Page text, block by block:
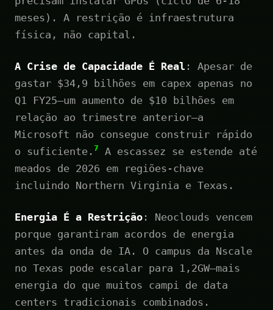
meses). A restrição é infraestrutura
física, não capital.
A Crise de Capacidade É Real : Apesar de
gastar $34,9 bilhões em capex apenas no
Q1 FY25—um aumento de $10 bilhões em
relação ao trimestre anterior—a
Microsoft não consegue construir rápido
o suficiente. 7
A escassez se estende até
meados de 2026 em regiões-chave
incluindo Northern Virginia e Texas.
Energia É a Restrição : Neoclouds vencem
porque garantiram acordos de energia
antes da onda de IA. O campus da Nscale
no Texas pode escalar para 1,2GW—mais
energia do que muitos campi de data
centers tradicionais combinados.